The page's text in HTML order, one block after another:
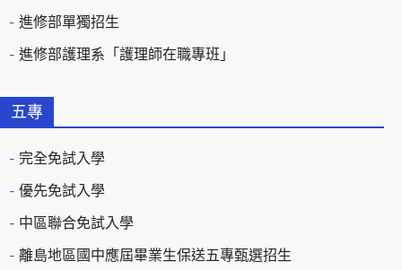
進修部單獨招生
進修部護理系「護理師在職專班」
五專
完全免試入學
優先免試入學
中區聯合免試入學
離島地區國中應屆畢業生保送五專甄選招生